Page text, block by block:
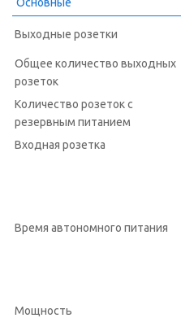
Выходные розетки
Общее количество выходных
розеток
Количество розеток с
резервным питанием
Входная розетка
Время автономного питания
Мощность